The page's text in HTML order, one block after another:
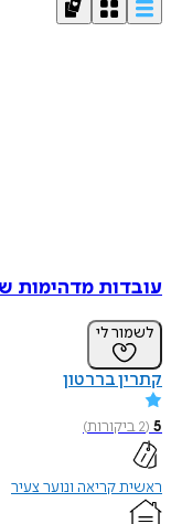
עובדות מדהימות
לשמור לי
קתרין בררטון
5
(
2ביקורות)
ראשית קריאה ונוער צעיר